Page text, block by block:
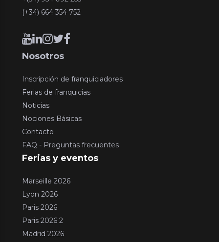
(+34) 664 354 752
Nosotros
Inscripción de franquiciadores
Ferias de franquicias
Noticias
Nociones Básicas
Contacto
FAQ - Preguntas frecuentes
Ferias y eventos
Marseille 2026
Lyon 2026
Paris 2026
Paris 2026 2
Madrid 2026